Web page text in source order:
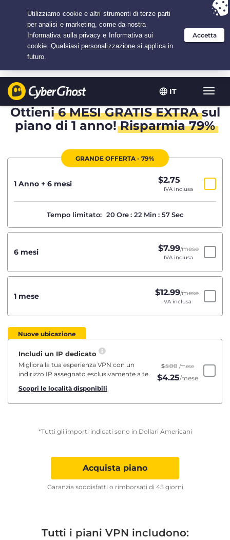
IT
Hai scelto: L'offerta migliore per 1.5 anni a $
Ottieni6 MESI GRATIS EXTRAsul
piano di 1 anno!Risparmia 79%
GRANDE OFFERTA - 79%
1 Anno + 6 mesi $2.75
IVA inclusa
Tempo limitato: 20 Ore : 22 Min : 57 Sec
6 mesi $7.99/mese
IVA inclusa
1 mese $12.99/mese
IVA inclusa
Nuove ubicazione
Includi un IP dedicato
Migliora la tua esperienza VPN con un
indirizzo IP assegnato esclusivamente a te.
Scopri le località disponibili
$5.00 /mese
$4.25/mese
*Tutti gli importi indicati sono in Dollari Americani
Acquista piano
Garanzia soddisfatti o rimborsati di 45 giorni
Tutti i piani VPN includono: